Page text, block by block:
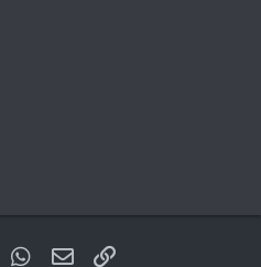
PinterestWhatsApp
E-posta